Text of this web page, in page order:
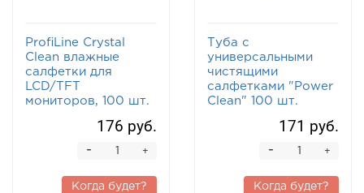
ProfiLine Crystal
Clean влажные
салфетки для
LCD/TFT
мониторов, 100 шт.
176 руб.
+
-
Когда будет?
Туба с
универсальными
чистящими
салфетками "Power
Clean" 100 шт.
171 руб.
+
-
Когда будет?